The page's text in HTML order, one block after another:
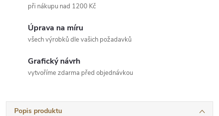
při nákupu nad 1200 Kč
Úprava na míru
všech výrobků dle vašich požadavků
Grafický návrh
vytvoříme zdarma před objednávkou
Popis produktu